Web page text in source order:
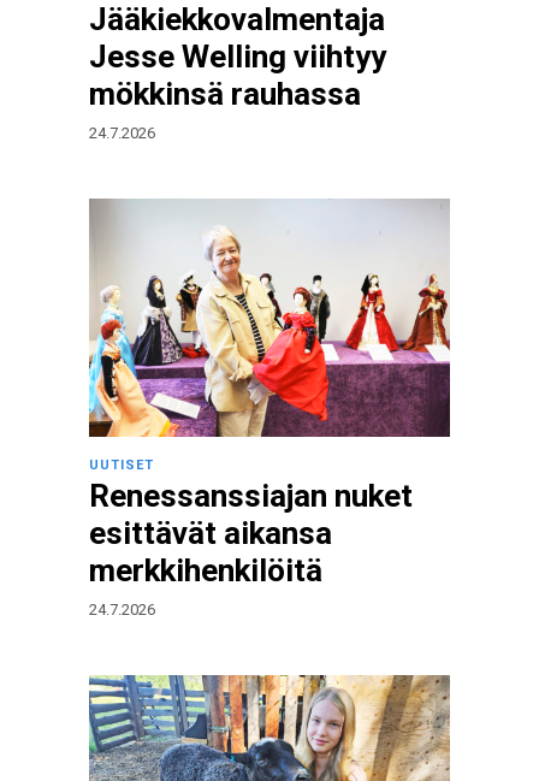
Jääkiekkovalmentaja
Jesse Welling viihtyy
mökkinsä rauhassa
24.7.2026
UUTISET
Renessanssiajan nuket
esittävät aikansa
merkkihenkilöitä
24.7.2026